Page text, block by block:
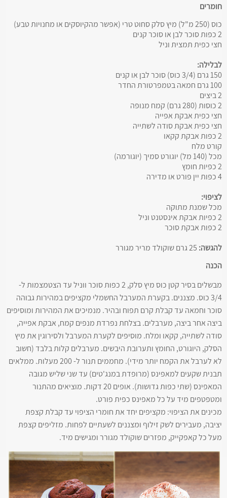
חומרים
כוס (250 מ"ל) מיץ סלק סחוט טרי (אפשר מהקיוסקים או מחנויות טבע)
2 כפות סוכר לבן או סוכר קנים
חצי כפית תמצית וניל
לבלילה:
150 גרם (3/4 כוס) סוכר לבן או קנים
100 גרם חמאה בטמפרטורת החדר
2 ביצים
2 כוסות (280 גרם) קמח מנופה
חצי כפית אבקת אפייה
חצי כפית אבקת סודה לשתייה
2 כפות אבקת קקאו
קורט מלח
מכל (140 מל) יוגורט סמיך (יוגורמה)
2 כפיות חומץ
4 כפות יין פורט או מדירה
לציפוי:
מכל שמנת מתוקה
2 כפיות אבקת אינסטנט וניל
2 כפות אבקת סוכר
להגשה: 25 גרם שוקולד מריר מגורר
הכנה
מבשלים בסיר קטן כוס מיץ סלק, 2 כפות סוכר ווניל עד הצטמצמות ל-
3/4 כוס. מצננים. בקערת המערבל החשמלי מקציפים במהירות גבוהה
סוכר וחמאה עד קבלת קרם תפוח ובהיר. מנמיכים את המהירות ומוסיפים
ביצה אחר ביצה, מערבלים. בצלחת נפרדת מנפים קמח, אבקת אפייה,
סודה לשתייה, קקאו ומלח. מוסיפים לקערת המערבל ולסירוגין את מיץ
הסלק, היוגורט, החומץ ותערובת היבשים. מערבלים קלות בלבד (חשוב
לא לערבל את הקמח יותר מידי). מחממים תנור ל- 200 מעלות. ממלאים
תבנית שקעים למאפינס (מרופדת במנג'טים) עד שני שליש מגובה
המאפינס (שתי כפות גדושות). אופים 20 דקות. מוציאים מהתנור
ומטפטפים מיד על כל מאפינס כפית פורט.
מכינים את הציפוי: מקציפים יחד את חומרי הציפוי עד קבלת קצפת
יציבה, מעבירים לשק זילוף ומצננים לשעתיים לפחות. מזליפים קצפת
מעל כל קאפקייק, מפזרים שוקולד מגורר ומגישים מיד.